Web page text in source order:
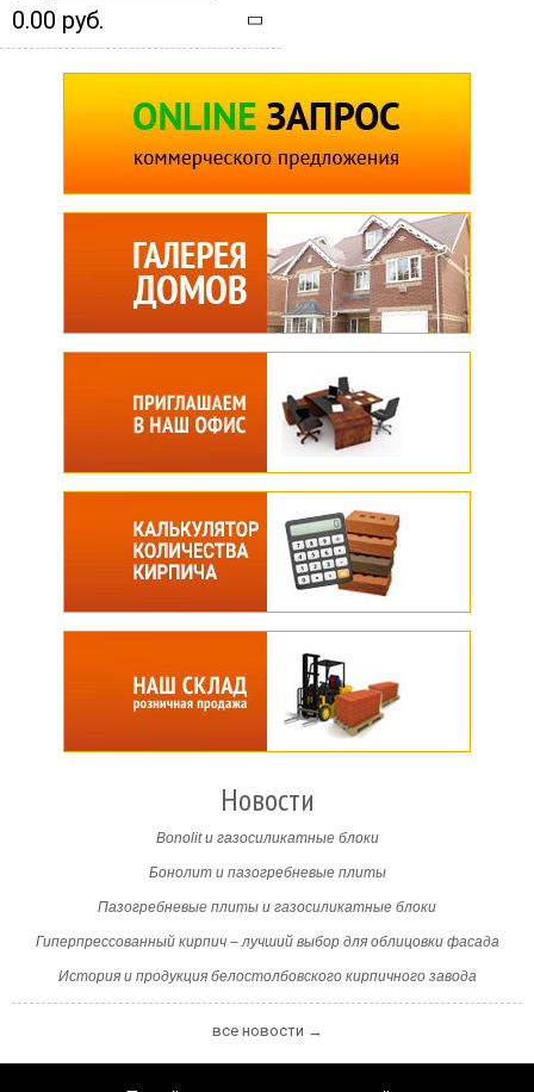
0.00 руб.
Новости
Bonolit и газосиликатные блоки
Бонолит и пазогребневые плиты
Пазогребневые плиты и газосиликатные блоки
Гиперпрессованный кирпич – лучший выбор для облицовки фасада
История и продукция белостолбовского кирпичного завода
все новости →